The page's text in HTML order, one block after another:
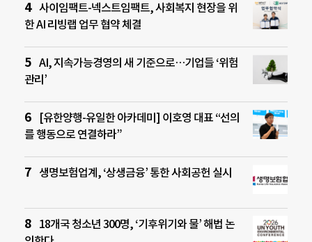
사이임팩트-넥스트임팩트, 사회복지 현장을 위
한 AI 리빙랩 업무 협약 체결
AI, 지속가능경영의 새 기준으로…기업들 ‘위험
관리’
[유한양행-유일한 아카데미] 이호영 대표 “선의
를 행동으로 연결하라”
생명보험업계, ‘상생금융’ 통한 사회공헌 실시
18개국 청소년 300명, ‘기후위기와 물’ 해법 논